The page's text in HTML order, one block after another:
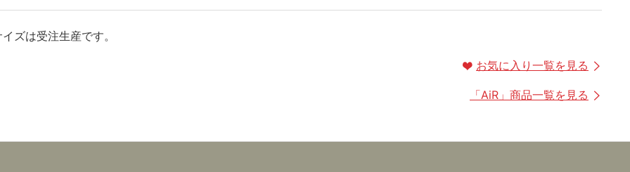
ズは受注生産です。
お気に入り一覧を見る
「AiR 」商品一覧を見る